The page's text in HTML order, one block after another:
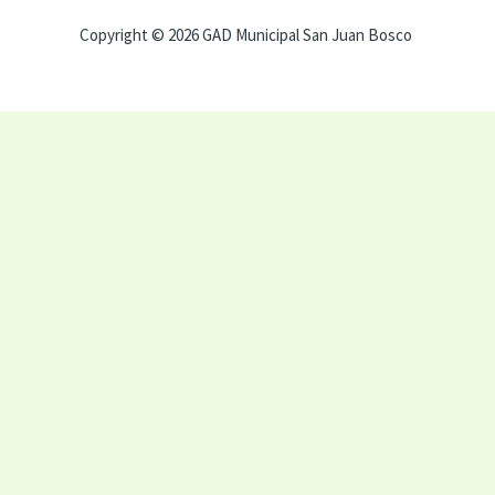
Copyright © 2026 GAD Municipal San Juan Bosco